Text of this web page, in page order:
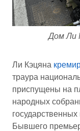
Дом Ли
Ли Кэцяна
траура
приспущены на
народных
Бывшего